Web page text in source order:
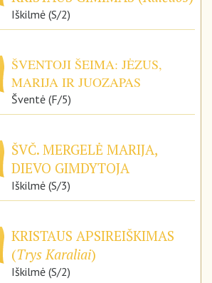
Iškilmė (S/2)
ŠVENTOJI ŠEIMA: JĖZUS,
MARIJA IR JUOZAPAS
Šventė (F/5)
ŠVČ. MERGELĖ MARIJA,
DIEVO GIMDYTOJA
Iškilmė (S/3)
KRISTAUS APSIREIŠKIMAS
(Trys Karaliai)
Iškilmė (S/2)